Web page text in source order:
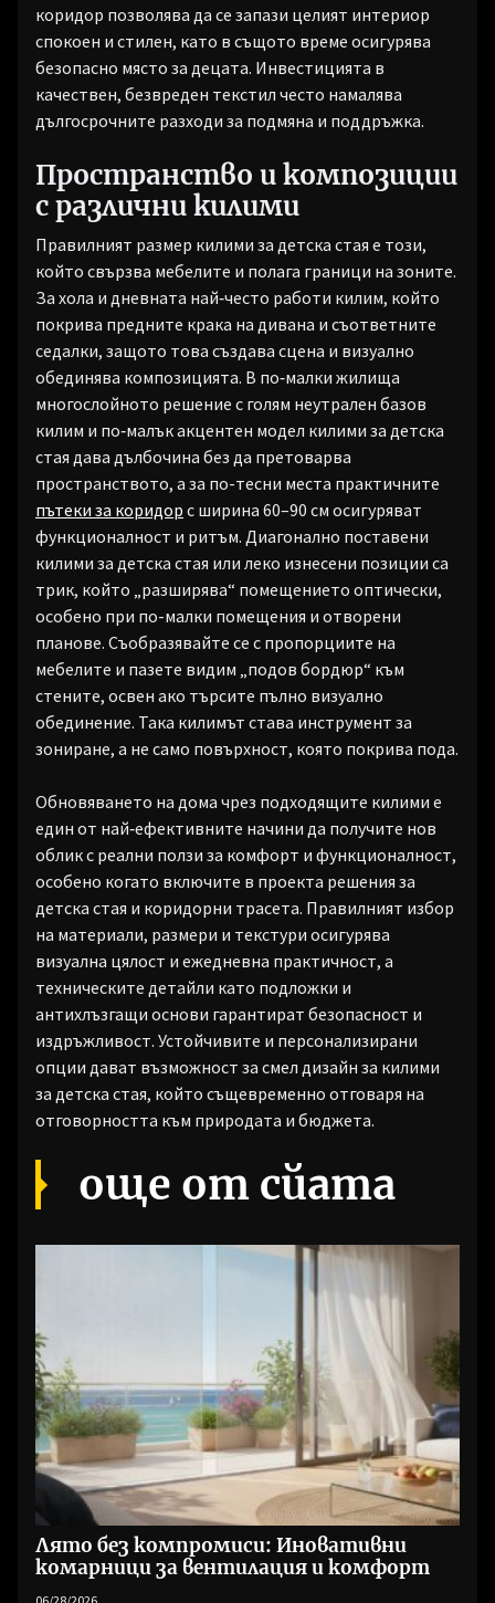
коридор позволява да се запази целият интериор
спокоен и стилен, като в същото време осигурява
безопасно място за децата. Инвестицията в
качествен, безвреден текстил често намалява
дългосрочните разходи за подмяна и поддръжка.
Пространство и композиции
с различни килими
Правилният размер килими за детска стая е този,
който свързва мебелите и полага граници на зоните.
За хола и дневната най‑често работи килим, който
покрива предните крака на дивана и съответните
седалки, защото това създава сцена и визуално
обединява композицията. В по‑малки жилища
многослойното решение с голям неутрален базов
килим и по‑малък акцентен модел килими за детска
стая дава дълбочина без да претоварва
пространството, а за по-тесни места практичните
пътеки за коридор с ширина 60–90 см осигуряват
функционалност и ритъм. Диагонално поставени
килими за детска стая или леко изнесени позиции са
трик, който „разширява“ помещението оптически,
особено при по-малки помещения и отворени
планове. Съобразявайте се с пропорциите на
мебелите и пазете видим „подов бордюр“ към
стените, освен ако търсите пълно визуално
обединение. Така килимът става инструмент за
зониране, а не само повърхност, която покрива пода.
Обновяването на дома чрез подходящите килими е
един от най‑ефективните начини да получите нов
облик с реални ползи за комфорт и функционалност,
особено когато включите в проекта решения за
детска стая и коридорни трасета. Правилният избор
на материали, размери и текстури осигурява
визуална цялост и ежедневна практичност, а
техническите детайли като подложки и
антихлъзгащи основи гарантират безопасност и
издръжливост. Устойчивите и персонализирани
опции дават възможност за смел дизайн за килими
за детска стая, който същевременно отговаря на
отговорността към природата и бюджета.
още от сйата
Лято без компромиси: Иновативни
комарници за вентилация и комфорт